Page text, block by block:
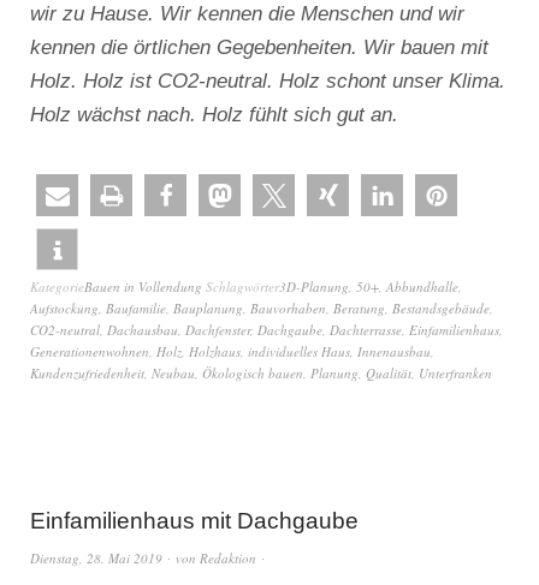
wir zu Hause. Wir kennen die Menschen und wir
kennen die örtlichen Gegebenheiten. Wir bauen mit
Holz. Holz ist CO2-neutral. Holz schont unser Klima.
Holz wächst nach. Holz fühlt sich gut an.
KategorieBauen in Vollendung Schlagwörter3D-Planung 50+ Abbundhalle
Aufstockung Baufamilie Bauplanung Bauvorhaben Beratung Bestandsgebäude
CO2-neutral Dachausbau Dachfenster, Dachgaube Dachterrasse Einfamilienhaus
Generationenwohnen Holz Holzhaus individuelles Haus Innenausbau
Kundenzufriedenheit Neubau Ökologisch bauen Planung Qualität Unterfranken
Einfamilienhaus mit Dachgaube
Dienstag, 28. Mai 2019 von Redaktion